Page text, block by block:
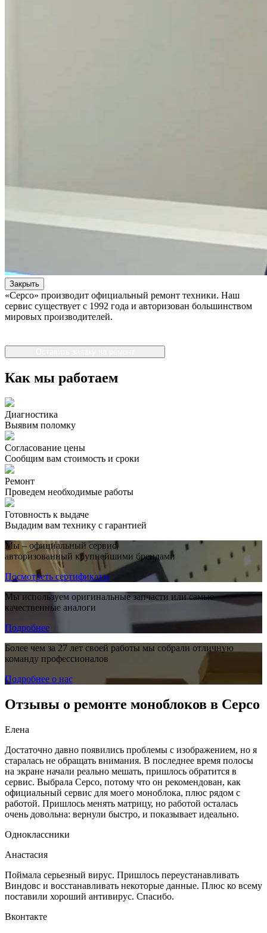
Закрыть
«Серсо» производит официальный ремонт техники. Наш
сервис существует с 1992 года и авторизован большинством
мировых производителей.
Как мы работаем
Диагностика
Выявим поломку
Согласование цены
Сообщим вам стоимость и сроки
Ремонт
Проведем необходимые работы
Готовность к выдаче
Выдадим вам технику с гарантией
Мы – официальный сервис,
авторизованный крупнейшими брендами
Посмотреть сертификаты
Мы используем оригинальные запчасти или самые
качественные аналоги
Подробнее
Более чем за 27 лет своей работы мы собрали отличную
команду профессионалов
Подробнее о нас
Отзывы о ремонте моноблоков в Серсо
Елена
Достаточно давно появились проблемы с изображением, но я
старалась не обращать внимания. В последнее время полосы
на экране начали реально мешать, пришлось обратится в
сервис. Выбрала Серсо, потому что он рекомендован, как
официальный сервис для моего моноблока, плюс рядом с
работой. Пришлось менять матрицу, но работой осталась
очень довольна: вернули быстро, и показывает идеально.
Одноклассники
Анастасия
Поймала серьезный вирус. Пришлось переустанавливать
Виндовс и восстанавливать некоторые данные. Плюс ко всему
поставили хороший антивирус. Спасибо.
Вконтакте